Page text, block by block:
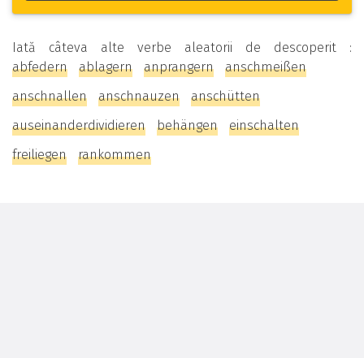
Iată câteva alte verbe aleatorii de descoperit :
abfedern
ablagern anprangern
anschmeißen
anschnallen
anschnauzen
anschütten
auseinanderdividieren
behängen
einschalten
freiliegen
rankommen